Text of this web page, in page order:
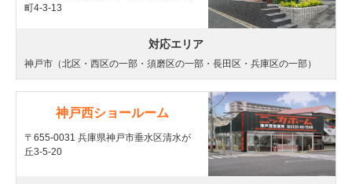
町4-3-13
対応エリア
神戸市（北区・西区の一部・須磨区の一部・長田区・兵庫区の一部）
神戸西ショールーム
〒655-0031 兵庫県神戸市垂水区清水が
丘3-5-20